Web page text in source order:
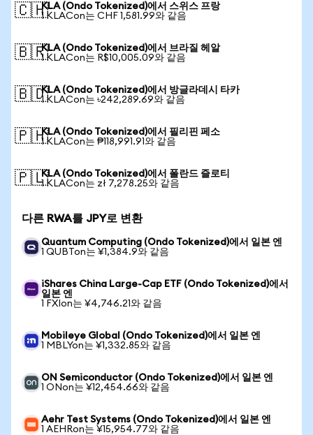
🇨🇭KLA (Ondo Tokenized)에서 스위스 프랑
1 KLACon는 CHF 1,581.99와 같음
🇧🇷KLA (Ondo Tokenized)에서 브라질 헤알
1 KLACon는 R$10,005.09와 같음
🇧🇩KLA (Ondo Tokenized)에서 방글라데시 타카
1 KLACon는 ৳242,289.69와 같음
🇵🇭KLA (Ondo Tokenized)에서 필리핀 페소
1 KLACon는 ₱118,991.91와 같음
🇵🇱KLA (Ondo Tokenized)에서 폴란드 즐로티
1 KLACon는 zł 7,278.25와 같음
다른 RWA를 JPY로 변환
Quantum Computing (Ondo Tokenized)에서 일본 엔
1 QUBTon는 ¥1,384.9와 같음
iShares China Large-Cap ETF (Ondo Tokenized)에서
일본 엔
1 FXIon는 ¥4,746.21와 같음
Mobileye Global (Ondo Tokenized)에서 일본 엔
1 MBLYon는 ¥1,332.85와 같음
ON Semiconductor (Ondo Tokenized)에서 일본 엔
1 ONon는 ¥12,454.66와 같음
Aehr Test Systems (Ondo Tokenized)에서 일본 엔
1 AEHRon는 ¥15,954.77와 같음